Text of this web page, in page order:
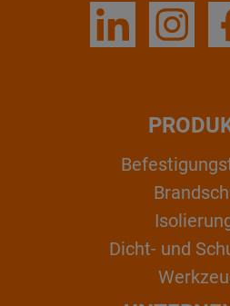
Dicht- und